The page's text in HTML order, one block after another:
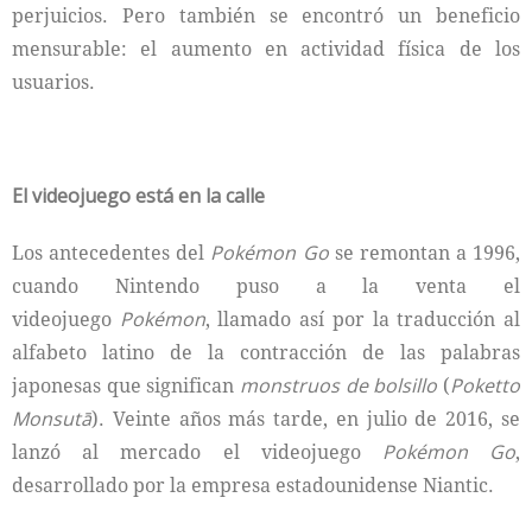
perjuicios. Pero también se encontró un beneficio
mensurable: el aumento en actividad física de los
usuarios.
El videojuego está en la calle
Los antecedentes del Pokémon Gose remontan a 1996,
cuando Nintendo puso a la venta el
videojuego Pokémon, llamado así por la traducción al
alfabeto latino de la contracción de las palabras
japonesas que significan monstruos de bolsillo (Poketto
Monsutā). Veinte años más tarde, en julio de 2016, se
lanzó al mercado el videojuego Pokémon Go,
desarrollado por la empresa estadounidense Niantic.